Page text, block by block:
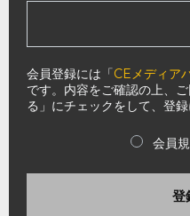
会員登録には「CEメディア
です。内容をご確認の上、
る」にチェックをして、登録
会員
登